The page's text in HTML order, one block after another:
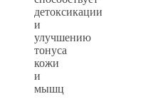
детоксикации
и
улучшению
тонуса
кожи
и
мышц